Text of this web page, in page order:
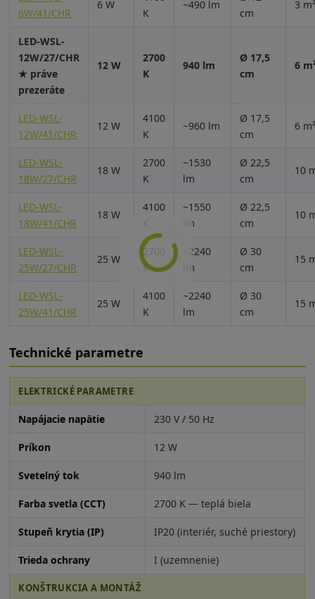
6W/41/CHR
6 W
K
~490 lm
cm
3
LED-WSL-
12W/27/CHR
★ práve
prezeráte
12 W
2700
K
940 lm
Ø 17,5
cm
6
LED-WSL-
12W/41/CHR
12 W
4100
K
~960 lm
Ø 17,5
cm
6
LED-WSL-
18W/27/CHR
18 W
2700
K
~1530
lm
Ø 22,5
cm
10
LED-WSL-
18W/41/CHR
18 W
4100
~1550
lm
Ø 22,5
cm
10
LED-WSL-
25W/27/CHR
25 W
2700
K
~2240
lm
Ø 30
cm
15
LED-WSL-
25W/41/CHR
25 W
4100
K
~2240
lm
Ø 30
cm
15
Technické parametre
ELEKTRICKÉ PARAMETRE
Napájacie napätie 230 V / 50 Hz
Príkon 12 W
Svetelný tok 940 lm
Farba svetla (CCT) 2700 K — teplá biela
Stupeň krytia (IP) IP20 (interiér, suché priestory)
Trieda ochrany I (uzemnenie)
KONŠTRUKCIA A MONTÁŽ